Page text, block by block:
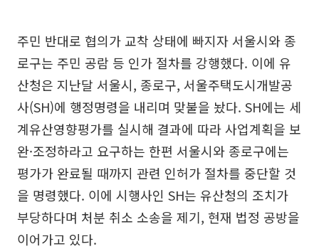
주민 반대로 협의가 교착 상태에 빠지자 서울시와 종
로구는 주민 공람 등 인가 절차를 강행했다. 이에 유
산청은 지난달 서울시, 종로구, 서울주택도시개발공
사(SH)에 행정명령을 내리며 맞불을 놨다. SH에는 세
계유산영향평가를 실시해 결과에 따라 사업계획을 보
완·조정하라고 요구하는 한편 서울시와 종로구에는
평가가 완료될 때까지 관련 인허가 절차를 중단할 것
을 명령했다. 이에 시행사인 SH는 유산청의 조치가
부당하다며 처분 취소 소송을 제기, 현재 법정 공방을
이어가고 있다.